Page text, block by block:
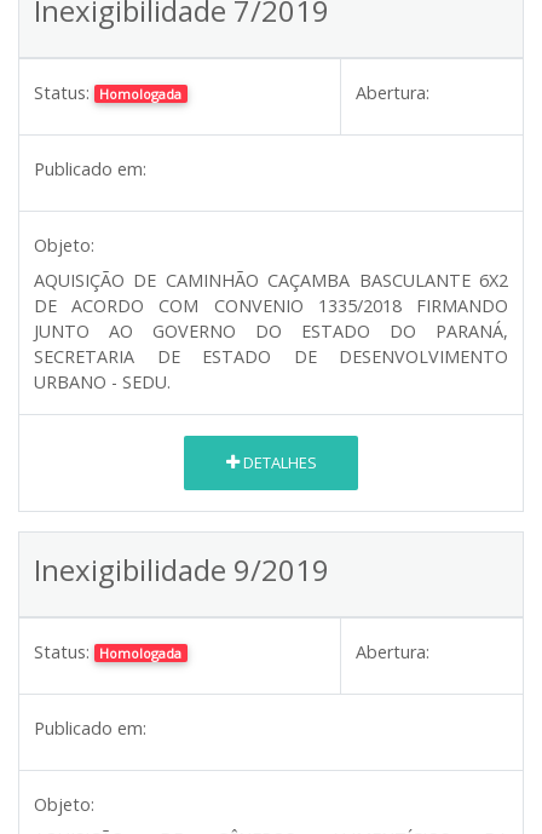
Inexigibilidade 7/2019
Status: Homologada Abertura:
Publicado em:
Objeto:
AQUISIÇÃO DE CAMINHÃO CAÇAMBA BASCULANTE 6X2
DE ACORDO COM CONVENIO 1335/2018 FIRMANDO
JUNTO AO GOVERNO DO ESTADO DO PARANÁ,
SECRETARIA DE ESTADO DE DESENVOLVIMENTO
URBANO - SEDU.
DETALHES
Inexigibilidade 9/2019
Status: Homologada Abertura:
Publicado em:
Objeto: